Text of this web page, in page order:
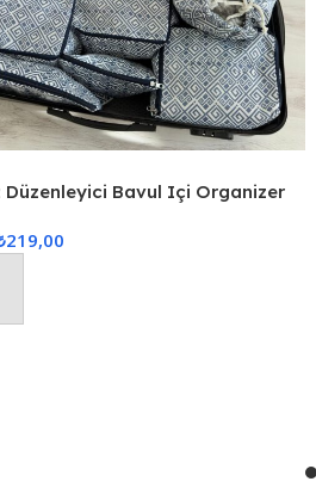
Düzenleyici Bavul Içi Organizer
219,00